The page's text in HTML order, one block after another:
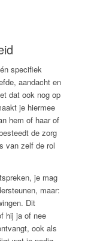
specifiek
aandacht en
dat ook nog op
je hiermee
hem of haar of
de zorg
van zelf de rol
je mag
maar:
Dit
hij ja of nee
ook als